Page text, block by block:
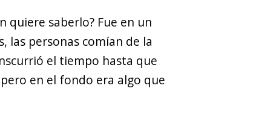
quiere saberlo? Fue en un
las personas comían de la
el tiempo hasta que
en el fondo era algo que